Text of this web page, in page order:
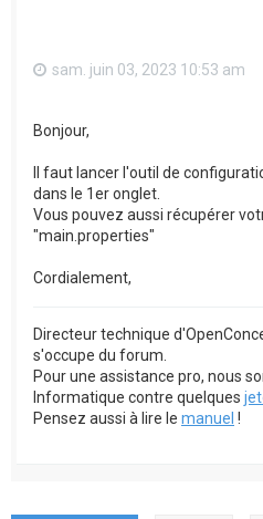
sam. juin 03, 2023 10:53 am
Bonjour,
Il faut lancer l'outil de
dans le 1er onglet.
Vous pouvez aussi récupérer
"main.properties"
Cordialement,
Directeur technique
s'occupe du forum.
Pour une assistance pro, nous
Informatique contre quelques
Pensez aussi à lire le manuel !